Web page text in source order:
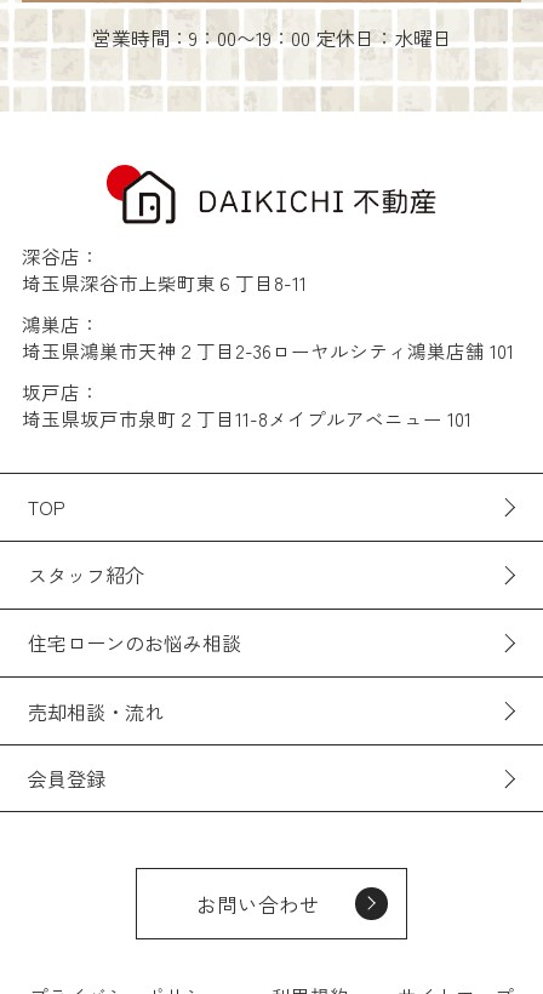
営業時間：9：00〜19：00 定休日：水曜日
深谷店：
埼玉県深谷市上柴町東６丁目8-11
鴻巣店：
埼玉県鴻巣市天神２丁目2-36ローヤルシティ鴻巣店舗 101
坂戸店：
埼玉県坂戸市泉町２丁目11-8メイプルアベニュー 101
TOP
スタッフ紹介
住宅ローンのお悩み相談
売却相談・流れ
会員登録
お問い合わせ